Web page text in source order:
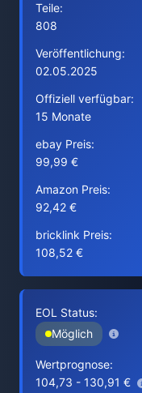
Teile:
808
Veröffentlichung:
02.05.2025
Offiziell verfügbar:
15 Monate
ebay Preis:
99,99 €
Amazon Preis:
92,42 €
bricklink Preis:
108,52 €
EOL Status:
Möglich
Wertprognose:
104,73 - 130,91 €